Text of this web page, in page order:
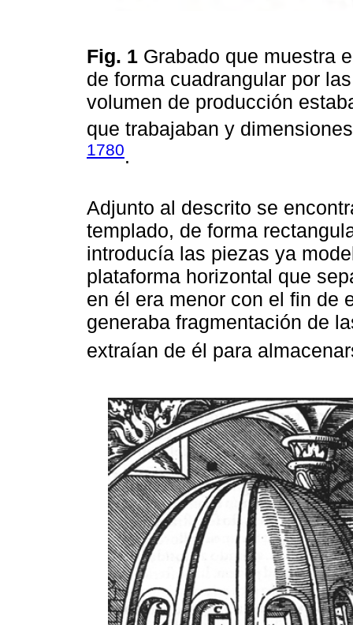
Fig. 1 Grabado que muestra
de forma cuadrangular por
volumen de producción
que trabajaban y
1780.
Adjunto al descrito se
templado, de forma
introducía las piezas ya
plataforma horizontal que
en él era menor con el fin de
generaba fragmentación de
extraían de él para